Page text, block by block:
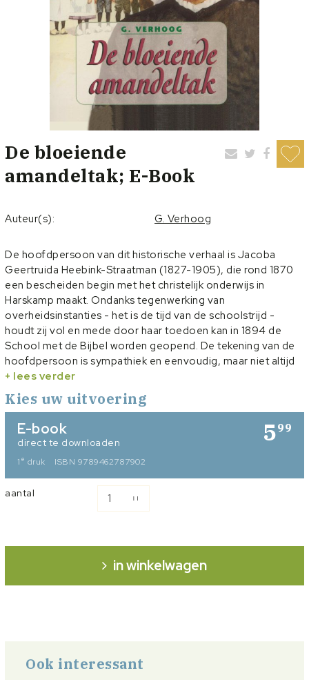
De bloeiende
amandeltak; E-Book
Auteur(s): G. Verhoog
De hoofdpersoon van dit historische verhaal is Jacoba
Geertruida Heebink-Straatman (1827-1905), die rond 1870
een bescheiden begin met het christelijk onderwijs in
Harskamp maakt. Ondanks tegenwerking van
overheidsinstanties - het is de tijd van de schoolstrijd -
houdt zij vol en mede door haar toedoen kan in 1894 de
School met de Bijbel worden geopend. De tekening van de
hoofdpersoon is sympathiek en eenvoudig, maar niet altijd
overtuigend. Dit laatste geld ook voor haar tegenstrevers.
Aardig van sfeer is de beschrijving van het laat negentiende-
eeuwse dorps- en geloofsleven. De waardering voor dit
verhaal zal vermoedelijk vooral tot inwoners van Harskamp
en omgeving beperkt blijven.
+ lees verder
Kies uw uitvoering
599
E-book
direct te downloaden
1 e druk ISBN 9789462787902
aantal
in winkelwagen
Ook interessant